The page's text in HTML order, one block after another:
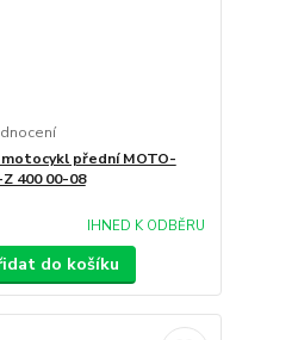
přední MOTO-
Z 400 00-08
IHNED K ODBĚRU
do košíku